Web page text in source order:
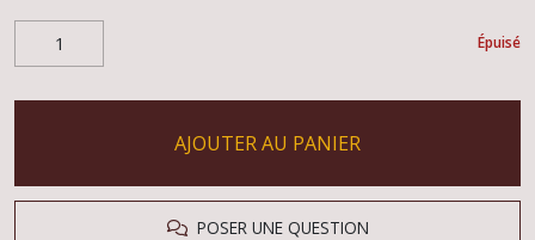
Épuisé
AJOUTER AU PANIER
POSER UNE QUESTION